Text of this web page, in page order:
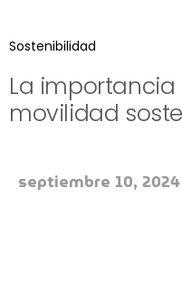
Sostenibilidad
La
movilidad
septiembre 10, 2024